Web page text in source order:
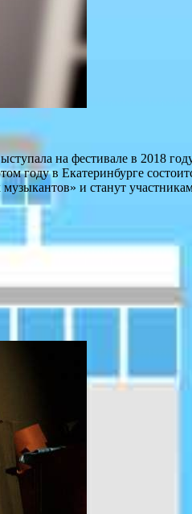
на фестивале в 2018
году в Екатеринбурге
и станут